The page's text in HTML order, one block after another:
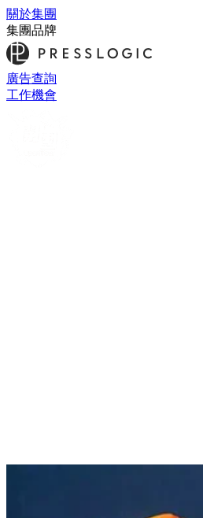
關於集團
集團品牌
廣告查詢
工作機會